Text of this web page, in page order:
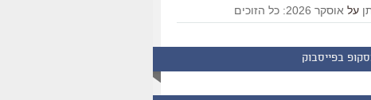
על אוסקר 2026: כל הזוכים
בפייסבוק